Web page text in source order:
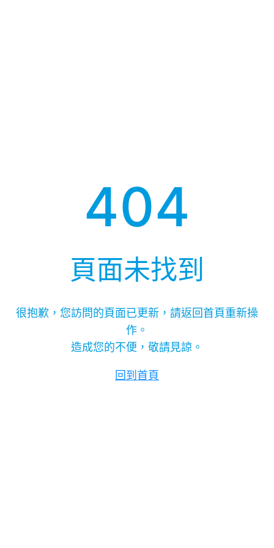
404
頁面未找到
很抱歉，您訪問的頁面已更新，請返回首頁重新操
作。
造成您的不便，敬請見諒。
回到首頁